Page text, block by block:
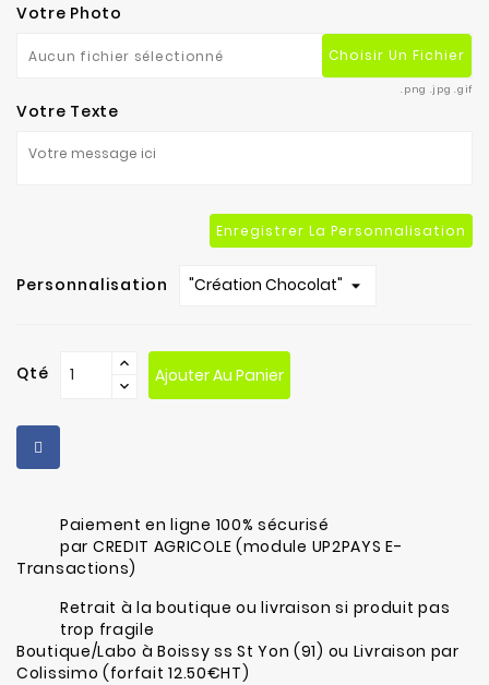
Votre Photo
Aucun fichier sélectionné Choisir Un Fichier
.png .jpg .gif
Votre Texte
Enregistrer La Personnalisation
Personnalisation
Qté Ajouter Au Panier
Paiement en ligne 100% sécurisé
par CREDIT AGRICOLE (module UP2PAYS E-
Transactions)
Retrait à la boutique ou livraison si produit pas
trop fragile
Boutique/Labo à Boissy ss St Yon (91) ou Livraison par
Colissimo (forfait 12.50€HT)